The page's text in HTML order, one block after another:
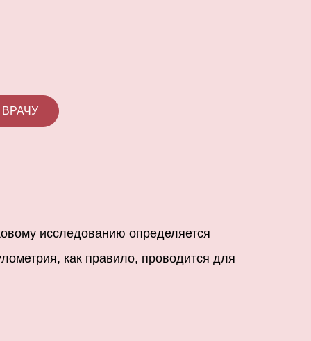
исследованию определяется
как правило, проводится для